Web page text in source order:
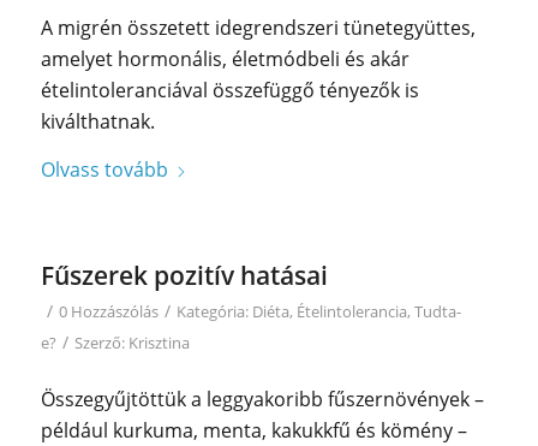
A migrén összetett idegrendszeri tünetegyüttes,
amelyet hormonális, életmódbeli és akár
ételintoleranciával összefüggő tényezők is
kiválthatnak.
Olvass tovább
Fűszerek pozitív hatásai
/ 0 Hozzászólás / Kategória: Diéta, Ételintolerancia, Tudta-
e? / Szerző: Krisztina
Összegyűjtöttük a leggyakoribb fűszernövények –
például kurkuma, menta, kakukkfű és kömény –